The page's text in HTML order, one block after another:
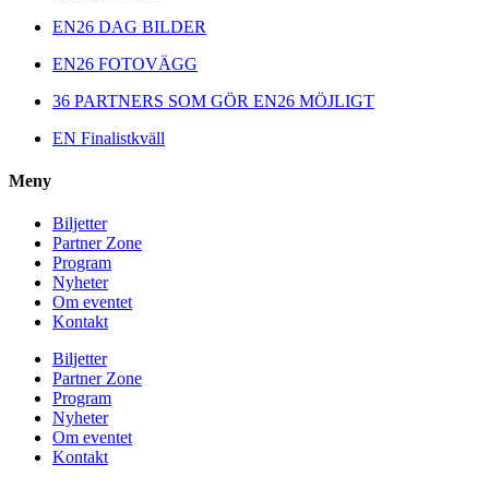
EN26 DAG BILDER
EN26 FOTOVÄGG
36 PARTNERS SOM GÖR EN26 MÖJLIGT
EN Finalistkväll
Meny
Biljetter
Partner Zone
Program
Nyheter
Om eventet
Kontakt
Biljetter
Partner Zone
Program
Nyheter
Om eventet
Kontakt